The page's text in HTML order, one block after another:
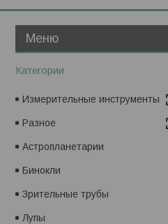
Категории
Измерительные инструменты
Разное
Астропланетарии
Бинокли
Зрительные трубы
Лупы